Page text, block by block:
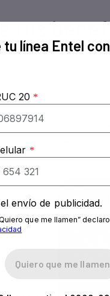
tus
la palabra
línea Entel con
envío de publicidad.
que me llamen”